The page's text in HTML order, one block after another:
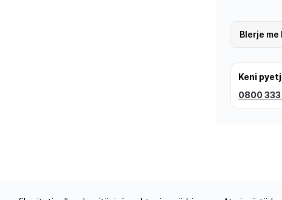
Blerje me
Keni
0800